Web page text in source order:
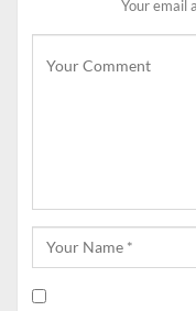
Tidak hanya itu,
positif pada sektor
pariwisata, bahkan
Melalui
Your email